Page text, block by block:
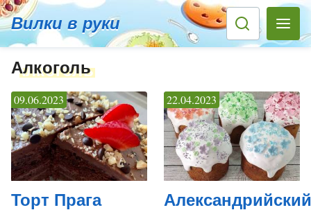
Вилки в руки
Алкоголь
Торт Прага
09.06.2023
Александрийский
22.04.2023